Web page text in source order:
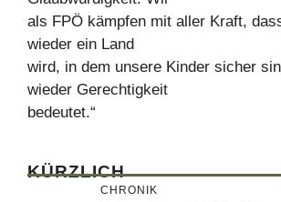
als FPÖ kämpfen mit aller Kraft,
wieder ein Land
wird, in dem unsere Kinder sicher
wieder Gerechtigkeit
bedeutet.“
KÜRZLICH
CHRONIK